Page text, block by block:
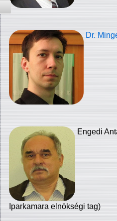
Dr.
Engedi
Iparkamara elnökségi tag)